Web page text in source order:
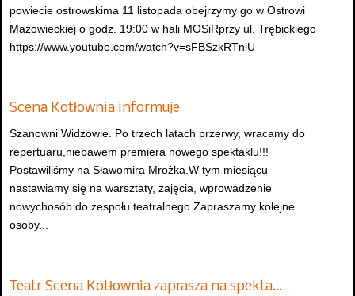
powiecie ostrowskima 11 listopada obejrzymy go w Ostrowi
Mazowieckiej o godz. 19:00 w hali MOSiRprzy ul. Trębickiego
https://www.youtube.com/watch?v=sFBSzkRTniU
Scena Kotłownia informuje
Szanowni Widzowie. Po trzech latach przerwy, wracamy do
repertuaru,niebawem premiera nowego spektaklu!!!
Postawiliśmy na Sławomira Mrożka.W tym miesiącu
nastawiamy się na warsztaty, zajęcia, wprowadzenie
nowychosób do zespołu teatralnego.Zapraszamy kolejne
osoby...
Teatr Scena Kotłownia zaprasza na spekta…